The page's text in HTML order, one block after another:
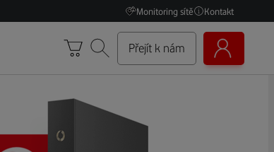
Monitoring sítě Kontakt
Přejít k nám